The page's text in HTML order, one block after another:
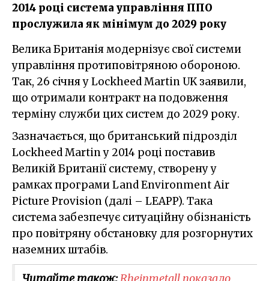
2014 році система управління ППО
прослужила як мінімум до 2029 року
Велика Британія модернізує свої системи
управління протиповітряною обороною.
Так, 26 січня у Lockheed Martin UK заявили,
що отримали контракт на подовження
терміну служби цих систем до 2029 року.
Зазначається, що британський підрозділ
Lockheed Martin у 2014 році поставив
Великій Британії систему, створену у
рамках програми Land Environment Air
Picture Provision (далі – LEAPP). Така
система забезпечує ситуаційну обізнаність
про повітряну обстановку для розгорнутих
наземних штабів.